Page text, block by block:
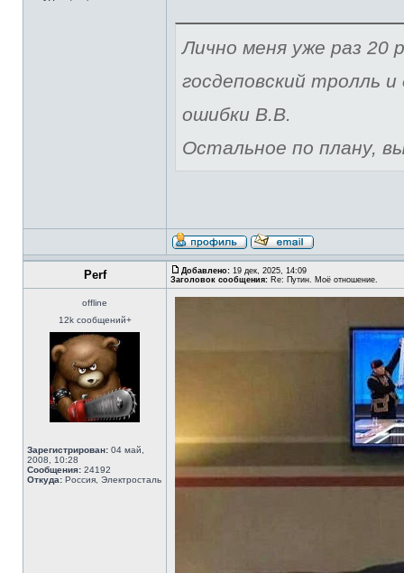
Лично меня уже раз 20
госдеповский тролль
ошибки В.В.
Остальное по плану,
Perf Добавлено: 19 дек, 2025, 14:09
Заголовок сообщения: Re: Путин. Моё отношение.
offline
12k сообщений+
Зарегистрирован: 04 май,
2008, 10:28
Сообщения: 24192
Откуда: Россия, Электросталь